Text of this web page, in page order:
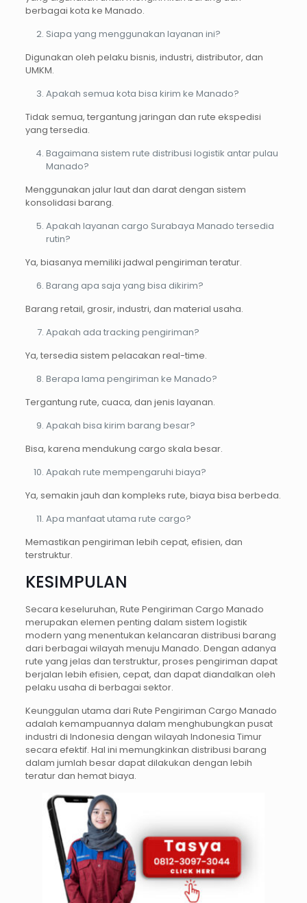
berbagai kota ke Manado.
Siapa yang menggunakan layanan ini?
Digunakan oleh pelaku bisnis, industri, distributor, dan
UMKM.
Apakah semua kota bisa kirim ke Manado?
Tidak semua, tergantung jaringan dan rute ekspedisi
yang tersedia.
Bagaimana sistem rute distribusi logistik antar pulau
Manado?
Menggunakan jalur laut dan darat dengan sistem
konsolidasi barang.
Apakah layanan cargo Surabaya Manado tersedia
rutin?
Ya, biasanya memiliki jadwal pengiriman teratur.
Barang apa saja yang bisa dikirim?
Barang retail, grosir, industri, dan material usaha.
Apakah ada tracking pengiriman?
Ya, tersedia sistem pelacakan real-time.
Berapa lama pengiriman ke Manado?
Tergantung rute, cuaca, dan jenis layanan.
Apakah bisa kirim barang besar?
Bisa, karena mendukung cargo skala besar.
Apakah rute mempengaruhi biaya?
Ya, semakin jauh dan kompleks rute, biaya bisa berbeda.
Apa manfaat utama rute cargo?
Memastikan pengiriman lebih cepat, efisien, dan
terstruktur.
KESIMPULAN
Secara keseluruhan, Rute Pengiriman Cargo Manado
merupakan elemen penting dalam sistem logistik
modern yang menentukan kelancaran distribusi barang
dari berbagai wilayah menuju Manado. Dengan adanya
rute yang jelas dan terstruktur, proses pengiriman dapat
berjalan lebih efisien, cepat, dan dapat diandalkan oleh
pelaku usaha di berbagai sektor.
Keunggulan utama dari Rute Pengiriman Cargo Manado
adalah kemampuannya dalam menghubungkan pusat
industri di Indonesia dengan wilayah Indonesia Timur
secara efektif. Hal ini memungkinkan distribusi barang
dalam jumlah besar dapat dilakukan dengan lebih
teratur dan hemat biaya.